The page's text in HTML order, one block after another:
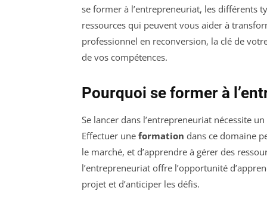
se former à l’entrepreneuriat, les différents
ressources qui peuvent vous aider à
professionnel en reconversion, la clé de
de vos compétences.
Pourquoi se former à
Se lancer dans l’entrepreneuriat nécessite
Effectuer une formation dans ce domaine
le marché, et d’apprendre à gérer des
l’entrepreneuriat offre l’opportunité
projet et d’anticiper les défis.